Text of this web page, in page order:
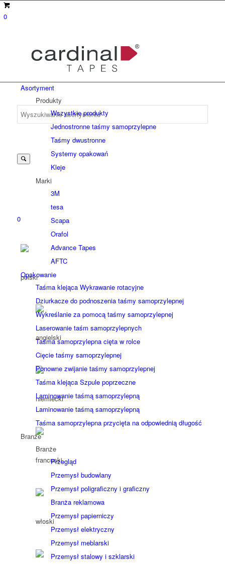
0
0
Asortyment
Produkty
Wszystkie produkty
Jednostronne taśmy samoprzylepne
Taśmy dwustronne
Systemy opakowań
Kleje
Marki
3M
tesa
Scapa
Orafol
Advance Tapes
AFTC
Opakowanie
Taśma klejąca Wykrawanie rotacyjne
Dziurkacze do podnoszenia taśmy samoprzylepnej
Wykreślanie za pomocą taśmy samoprzylepnej
Laserowanie taśm samoprzylepnych
Taśma samoprzylepna cięta w rolce
Cięcie taśmy samoprzylepnej
Ponowne zwijanie taśmy samoprzylepnej
Taśma klejąca Szpule poprzeczne
Laminowanie taśmą samoprzylepną
Laminowanie taśmą samoprzylepną
Taśma samoprzylepna przycięta na odpowiednią długość
Branże
Branże
Przegląd
Przemysł budowlany
Przemysł poligraficzny i graficzny
Branża reklamowa
Przemysł papierniczy
Przemysł elektryczny
Przemysł meblarski
Przemysł stalowy i szklarski